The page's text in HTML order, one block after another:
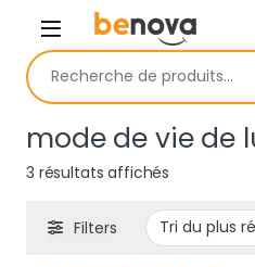
Skip to navigation
Skip to content
Recherche pour :
mode de vie de
3 résultats affichés
Filters